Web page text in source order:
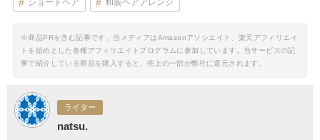
ショートヘア 和装ヘアアレンジ
※商品PRを含む記事です。当メディアはAmazonアソシエイト、楽天アフィリエイ
トを始めとした各種アフィリエイトプログラムに参加しています。当サービスの記
事で紹介している商品を購入すると、売上の一部が弊社に還元されます。
ライター
natsu.